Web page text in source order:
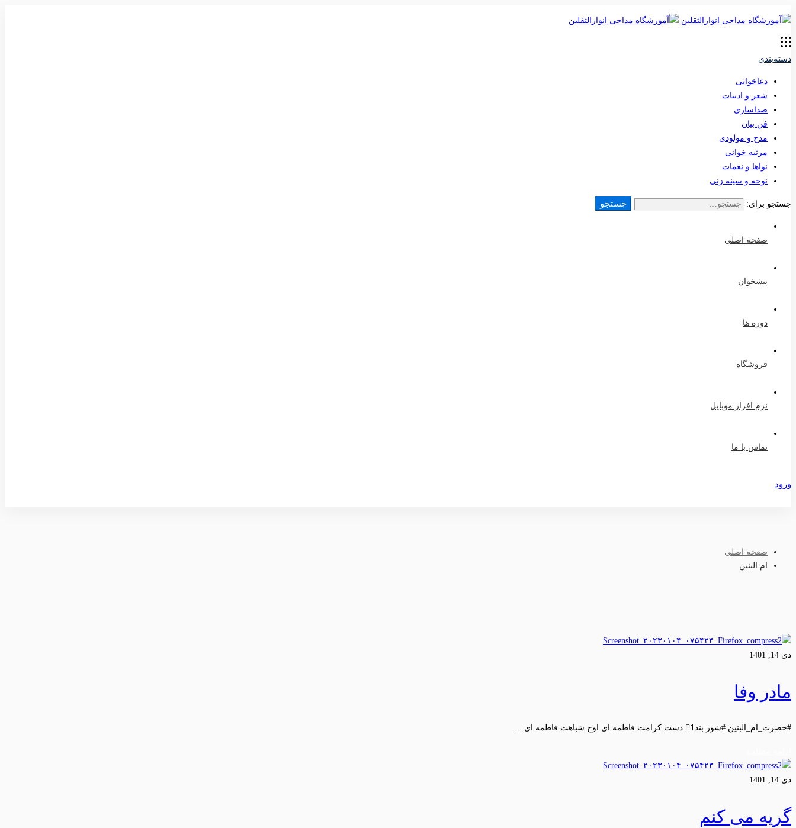
دسته‌بندی
دعاخوانی
شعر و ادبیات
صداسازی
فن بیان
مدح و مولودی
مرثیه خوانی
نواها و نغمات
نوحه و سینه زنی
جستجو برای: جستجو
صفحه اصلی
پیشخوان
دوره ها
فروشگاه
نرم افزار موبایل
تماس با ما
ورود
صفحه اصلی
ام البنین
دی 14, 1401
مادر وفا
#حضرت_ام_البنین #شور بند1⃣ دست کرامت فاطمه ای اوج شباهت فاطمه ای …
دی 14, 1401
گريه می کنم